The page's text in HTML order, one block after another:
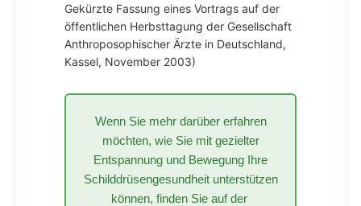
Gekürzte Fassung eines Vortrags auf der
öffentlichen Herbsttagung der Gesellschaft
Anthroposophischer Ärzte in Deutschland,
Kassel, November 2003)
Wenn Sie mehr darüber erfahren
möchten, wie Sie mit gezielter
Entspannung und Bewegung Ihre
Schilddrüsengesundheit unterstützen
können, finden Sie auf der